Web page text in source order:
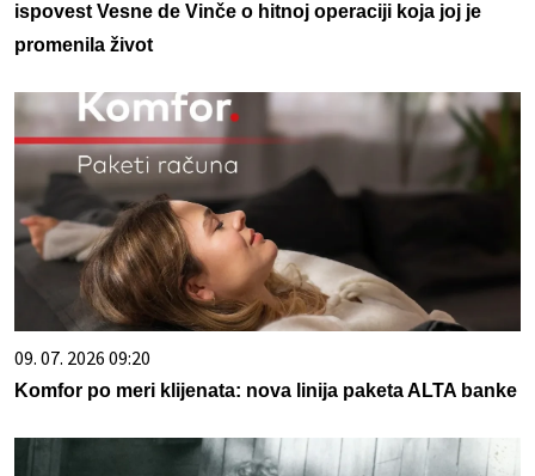
ispovest Vesne de Vinče o hitnoj operaciji koja joj je
promenila život
09. 07. 2026 09:20
Komfor po meri klijenata: nova linija paketa ALTA banke